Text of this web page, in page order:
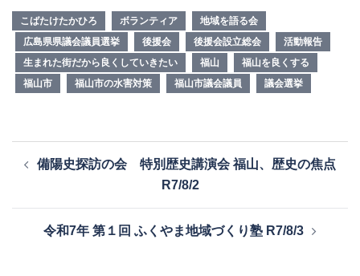
こばたけたかひろ ボランティア
地域を語る会
広島県県議会議員選挙
後援会 後援会設立総会
活動報告
生まれた街だから良くしていきたい
福山
福山を良くする
福山市
福山市の水害対策 福山市議会議員 議会選挙
稿
備陽史探訪の会 特別歴史講演会 福山、歴史の焦点
R7/8/2
令和7年 第１回 ふくやま地域づくり塾 R7/8/3